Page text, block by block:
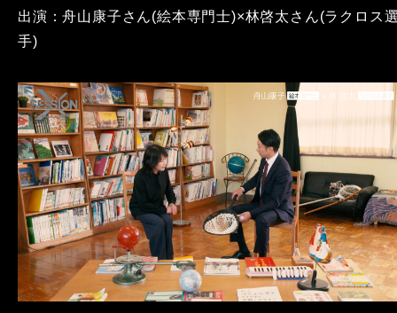
出演：舟山康子さん(絵本専門士)×林啓太さん(ラクロス
手)